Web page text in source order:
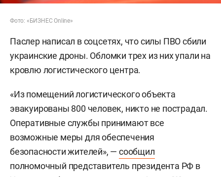
Фото: «БИЗНЕС Online»
Паслер написал в соцсетях, что силы ПВО сбили
украинские дроны. Обломки трех из них упали на
кровлю логистического центра.
«Из помещений логистического объекта
эвакуированы 800 человек, никто не пострадал.
Оперативные службы принимают все
возможные меры для обеспечения
безопасности жителей», —сообщил
полномочный представитель президента РФ в